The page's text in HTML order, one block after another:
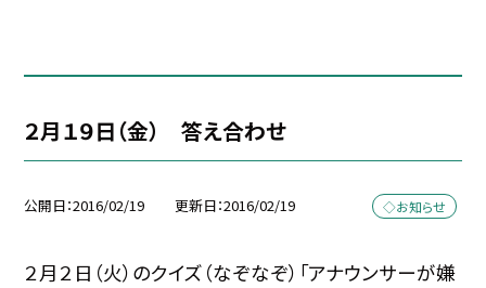
２月１９日（金） 答え合わせ
公開日 2016/02/19 更新日 2016/02/19 ◇お知らせ
２月２日（火）のクイズ（なぞなぞ）「アナウンサーが嫌